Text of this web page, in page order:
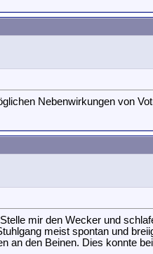
Nebenwirkungen von
mir den Wecker und
meist spontan und
an den Beinen. Dies konnte